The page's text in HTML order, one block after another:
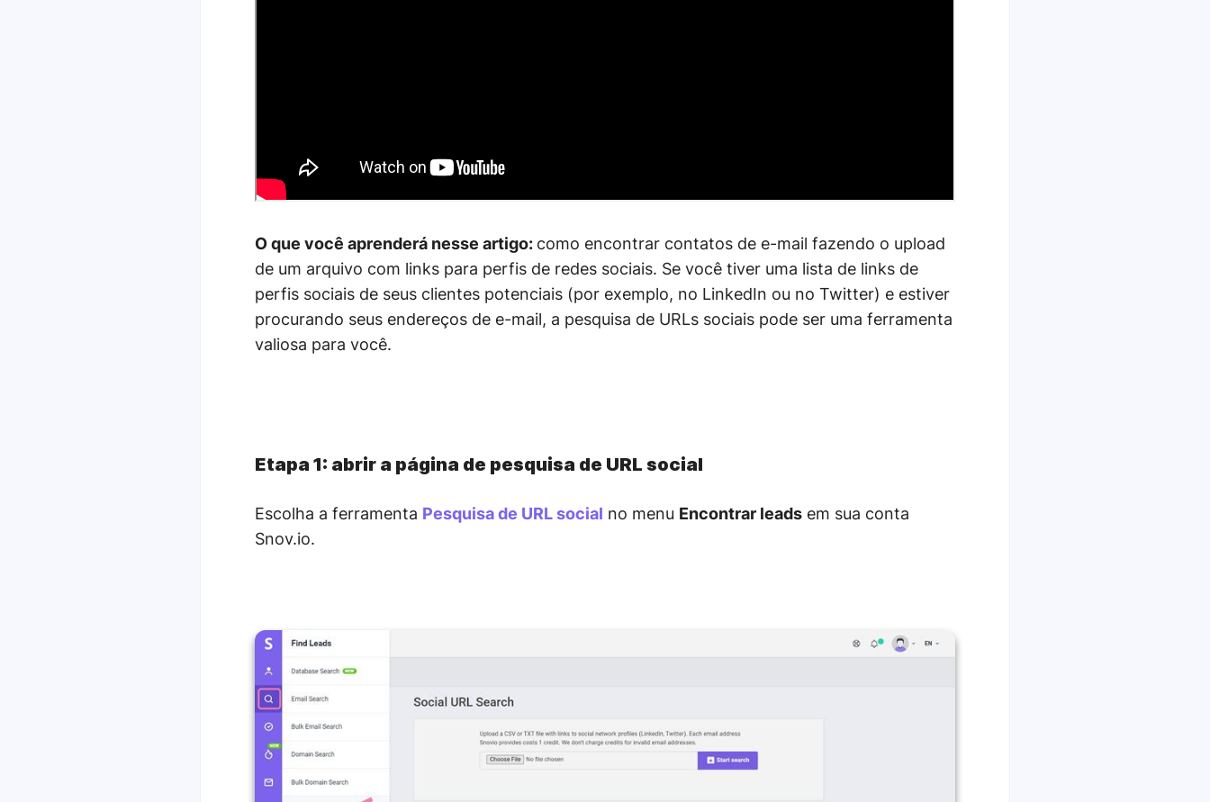
O que você aprenderá nesse artigo: como encontrar contatos de e-mail fazendo o upload
de um arquivo com links para perfis de redes sociais. Se você tiver uma lista de links de
perfis sociais de seus clientes potenciais (por exemplo, no LinkedIn ou no Twitter) e estiver
procurando seus endereços de e-mail, a pesquisa de URLs sociais pode ser uma ferramenta
valiosa para você.
Etapa 1: abrir a página de pesquisa de URL social
Escolha a ferramenta Pesquisa de URL social no menu Encontrar leads em sua conta
Snov.io.